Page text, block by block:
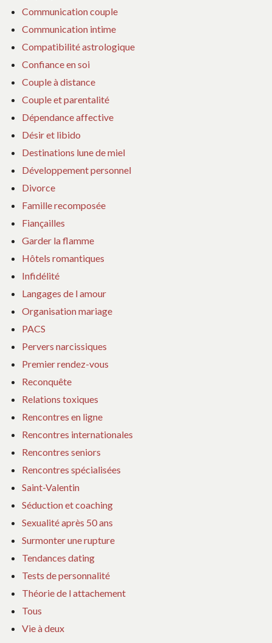
Communication couple
Communication intime
Compatibilité astrologique
Confiance en soi
Couple à distance
Couple et parentalité
Dépendance affective
Désir et libido
Destinations lune de miel
Développement personnel
Divorce
Famille recomposée
Fiançailles
Garder la flamme
Hôtels romantiques
Infidélité
Langages de l amour
Organisation mariage
PACS
Pervers narcissiques
Premier rendez-vous
Reconquête
Relations toxiques
Rencontres en ligne
Rencontres internationales
Rencontres seniors
Rencontres spécialisées
Saint-Valentin
Séduction et coaching
Sexualité après 50 ans
Surmonter une rupture
Tendances dating
Tests de personnalité
Théorie de l attachement
Tous
Vie à deux